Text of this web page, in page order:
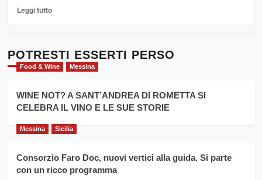
Sicilia
l’
evento
per
la
filiera
grano
Leggi tuttoLeggi
Cronoscalata
Giarre
Montesalice
per
il
anno
Franco
Caruso
POTRESTI ESSERTI PERSO
Food & Wine Messina
WINE NOT? A SANT’ANDREA DI ROMETTA SI
CELEBRA IL VINO E LE SUE STORIE
Messina Sicilia
Consorzio Faro Doc, nuovi vertici alla guida. Si parte
con un ricco programma